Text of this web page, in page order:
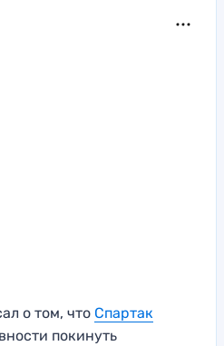
о том, что Спартак
покинуть